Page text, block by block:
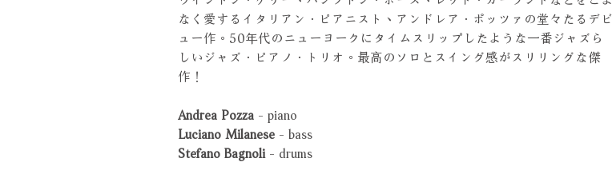
なく愛するイタリアン．ピアニスト、アンドレア．ポッツァの堂々たるデビ
ュー作。50年代のニューヨークにタイムスリップしたような一番ジャズら
しいジャズ．ピアノ．トリオ。最高のソロとスイング感がスリリングな傑
作！
Andrea Pozza - piano
Luciano Milanese - bass
Stefano Bagnoli - drums